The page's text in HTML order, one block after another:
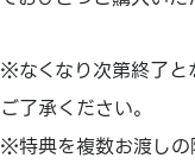
※なくなり次第終了と
ご了承ください。
※特典を複数お渡しの